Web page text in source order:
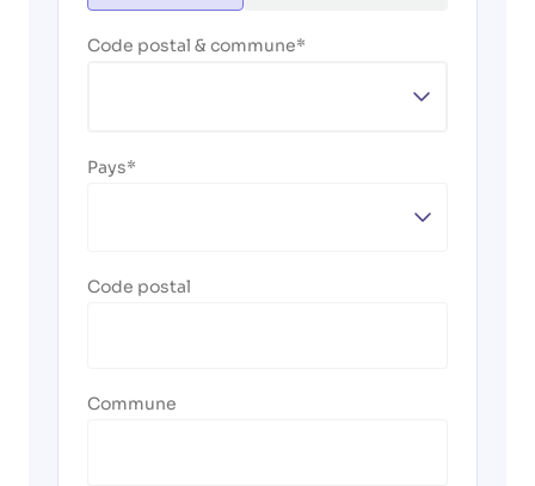
Code postal & commune
Pays
Code postal
Commune